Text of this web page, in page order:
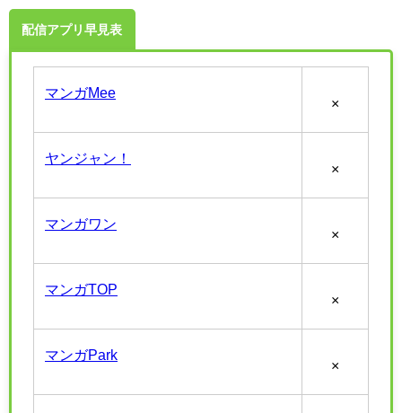
配信アプリ早見表
マンガMee
×
ヤンジャン！
×
マンガワン
×
マンガTOP
×
マンガPark
×